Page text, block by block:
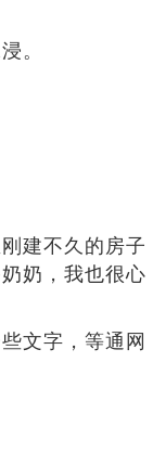
。
建不久的房子
奶，我也很心
文字，等通网